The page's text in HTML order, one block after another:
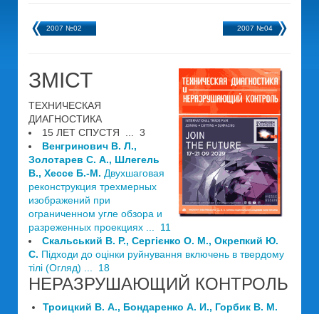
2007 №02 2007 №04
ЗМІСТ
ТЕХНИЧЕСКАЯ
ДИАГНОСТИКА
15 ЛЕТ СПУСТЯ ... 3
Венгринович В. Л.,
Золотарев С. А., Шлегель
В., Хессе Б.-М. Двухшаговая
реконструкция трехмерных
изображений при
ограниченном угле обзора и
разреженных проекциях ... 11
Скальський В. Р., Сергієнко О. М., Окрепкий Ю.
С. Підходи до оцінки руйнування включень в твердому
тілі (Огляд) ... 18
НЕРАЗРУШАЮЩИЙ КОНТРОЛЬ
Троицкий В. А., Бондаренко А. И., Горбик В. М.